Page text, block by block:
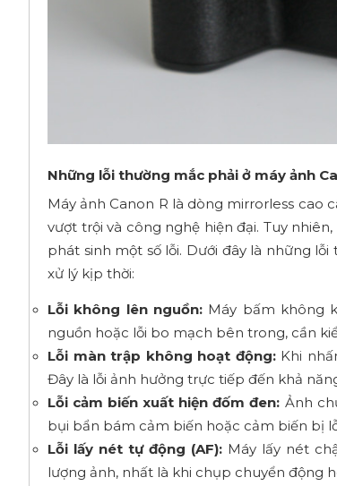
Những lỗi thường mắc phải ở máy ảnh
Máy ảnh Canon R là dòng mirrorless cao
vượt trội và công nghệ hiện đại. Tuy
phát sinh một số lỗi. Dưới đây là những
xử lý kịp thời:
Lỗi không lên nguồn:Máy bấm không
nguồn hoặc lỗi bo mạch bên trong, cần
Lỗi màn trập không hoạt động:Khi
Đây là lỗi ảnh hưởng trực tiếp đến khả
Lỗi cảm biến xuất hiện đốm đen: Ảnh
bụi bẩn bám cảm biến hoặc cảm biến bị
Lỗi lấy nét tự động (AF):Máy lấy nét
lượng ảnh, nhất là khi chụp chuyển động